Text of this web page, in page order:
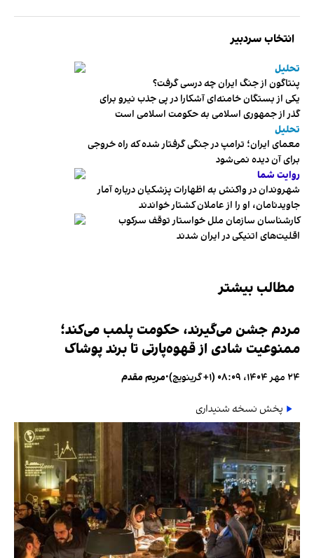
انتخاب سردبیر
تحلیل
پنتاگون از جنگ ایران چه درسی گرفت؟
یکی از بستگان خامنه‌ای آشکارا در پی جذب نیرو برای
گذر از جمهوری اسلامی به حکومت اسلامی است
تحلیل
معمای ایران؛ ترامپ در جنگی گرفتار شده که راه خروجی
برای آن دیده نمی‌شود
روایت شما
شهروندان در واکنش به اظهارات پزشکیان درباره آمار
جاویدنامان، او را از عاملان کشتار خواندند
کارشناسان سازمان ملل خواستار توقف سرکوب
اقلیت‌های اتنیکی در ایران شدند
مطالب بیشتر
مردم جشن می‌گیرند، حکومت پلمب می‌کند؛
ممنوعیت شادی از قهوه‌پارتی تا برند پوشاک
۲۴ مهر ۱۴۰۴، ۰۸:۰۹ (‎+۱ گرینویچ) •مریم مقدم
پخش نسخه شنیداری